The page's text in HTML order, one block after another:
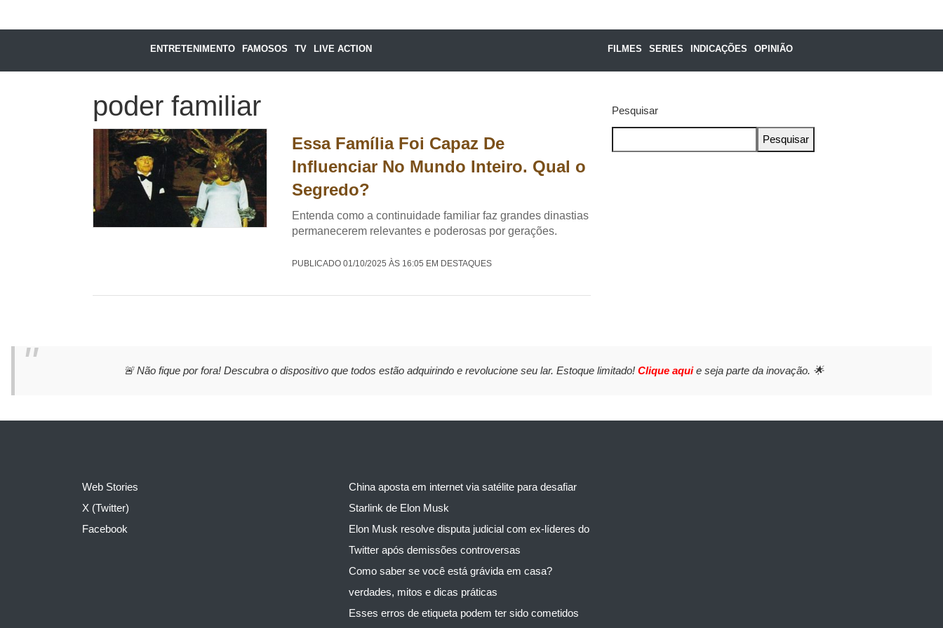
ENTRETENIMENTO FAMOSOS TV LIVE ACTION FILMES SERIES INDICAÇÕES OPINIÃO
poder familiar
Essa Família Foi Capaz De
Influenciar No Mundo Inteiro. Qual o
Segredo?
Entenda como a continuidade familiar faz grandes dinastias
permanecerem relevantes e poderosas por gerações.
PUBLICADO 01/10/2025 ÀS 16:05 EM DESTAQUES
Pesquisar
Pesquisar
🚨 Não fique por fora! Descubra o dispositivo que todos estão adquirindo e revolucione seu lar. Estoque limitado! Clique aquie seja parte da inovação. 🌟
Web Stories
X (Twitter)
Facebook
China aposta em internet via satélite para desafiar
Starlink de Elon Musk
Elon Musk resolve disputa judicial com ex-líderes do
Twitter após demissões controversas
Como saber se você está grávida em casa?
verdades, mitos e dicas práticas
Esses erros de etiqueta podem ter sido cometidos